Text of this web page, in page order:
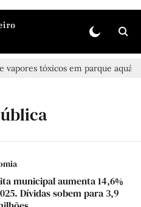
tóxicos em parque
municipal aumenta 14,6%
Dívidas sobem para 3,9